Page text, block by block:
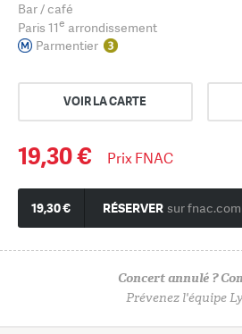
Bar / café
Paris 11e arrondissement
Parmentier
VOIR LA CARTE
19,30 € Prix FNAC
19,30 € RÉSERVER sur fnac.com
Concert annulé ?
Prévenez l'équipe